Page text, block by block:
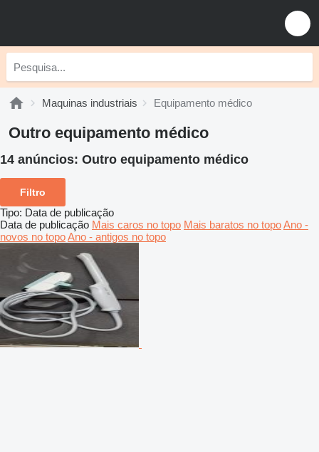
Maquinas industriais Equipamento médico
Outro equipamento médico
14 anúncios: Outro equipamento médico
Filtro
Tipo: Data de publicação
Data de publicação Mais caros no topo Mais baratos no topoAno -
novos no topoAno - antigos no topo